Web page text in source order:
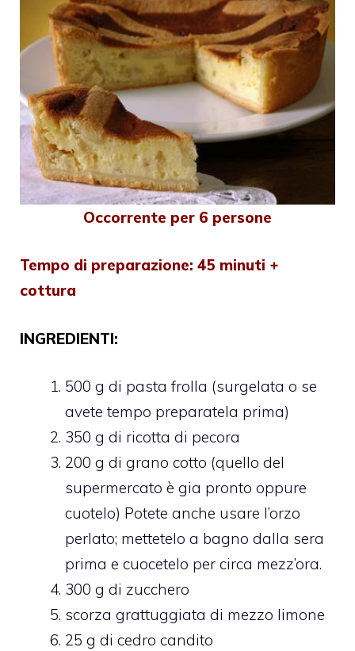
Occorrente per 6 persone
Tempo di preparazione: 45 minuti +
cottura
INGREDIENTI:
500 g di pasta frolla (surgelata o se
avete tempo preparatela prima)
350 g di ricotta di pecora
200 g di grano cotto (quello del
supermercato è gia pronto oppure
cuotelo) Potete anche usare l’orzo
perlato; mettetelo a bagno dalla sera
prima e cuocetelo per circa mezz’ora.
300 g di zucchero
scorza grattuggiata di mezzo limone
25 g di cedro candito